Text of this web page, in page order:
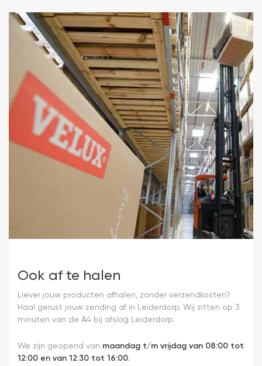
Ook af te halen
Liever jouw producten afhalen, zonder verzendkosten?
Haal gerust jouw zending af in Leiderdorp. Wij zitten op 3
minuten van de A4 bij afslag Leiderdorp.
We zijn geopend van maandag t/m vrijdag van 08:00 tot
12:00 en van 12:30 tot 16:00.